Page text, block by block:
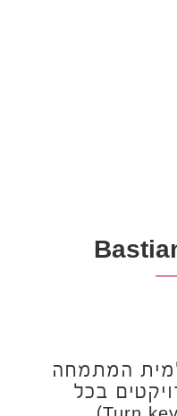
המתמחה
בכל